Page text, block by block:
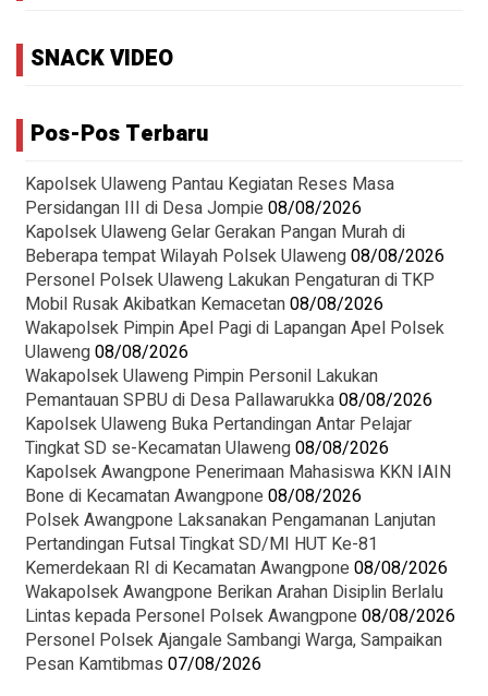
SNACK VIDEO
Pos-Pos Terbaru
Kapolsek Ulaweng Pantau Kegiatan Reses Masa
Persidangan III di Desa Jompie08/08/2026
Kapolsek Ulaweng Gelar Gerakan Pangan Murah di
Beberapa tempat Wilayah Polsek Ulaweng08/08/2026
Personel Polsek Ulaweng Lakukan Pengaturan di TKP
Mobil Rusak Akibatkan Kemacetan08/08/2026
Wakapolsek Pimpin Apel Pagi di Lapangan Apel Polsek
Ulaweng08/08/2026
Wakapolsek Ulaweng Pimpin Personil Lakukan
Pemantauan SPBU di Desa Pallawarukka08/08/2026
Kapolsek Ulaweng Buka Pertandingan Antar Pelajar
Tingkat SD se-Kecamatan Ulaweng08/08/2026
‎Kapolsek Awangpone Penerimaan Mahasiswa KKN IAIN
Bone di Kecamatan Awangpone08/08/2026
Polsek Awangpone Laksanakan Pengamanan Lanjutan
Pertandingan Futsal Tingkat SD/MI HUT Ke-81
Kemerdekaan RI di Kecamatan Awangpone08/08/2026
‎Wakapolsek Awangpone Berikan Arahan Disiplin Berlalu
Lintas kepada Personel Polsek Awangpone08/08/2026
Personel Polsek Ajangale Sambangi Warga, Sampaikan
Pesan Kamtibmas 07/08/2026